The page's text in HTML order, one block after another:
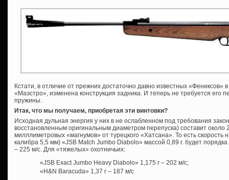
Кстати, в отличие от прежних достаточно давно известных «Фениксов»
«Маэстро», изменена конструкция задника. И теперь не требуется его
пружины.
Итак, что мы получаем, приобретая эти винтовки?
Исходная дульная энергия у них в не ослабленном под требования
восстановленным оригинальным диаметром перепуска) составит
милллиметровых «магнумов» от турецкого «Хатсана». То есть скорость
калибра 5,5 мм) «JSB Match Jumbo Diabolo» массой 0,89 г. будет
– 225 м/с. Для «тяжелых» охотничьих:
«JSB Exact Jumbo Heavy Diabolo» 1,175 г – 202 м/с;
«H&N Baracuda» 1,37 г – 187 м/с